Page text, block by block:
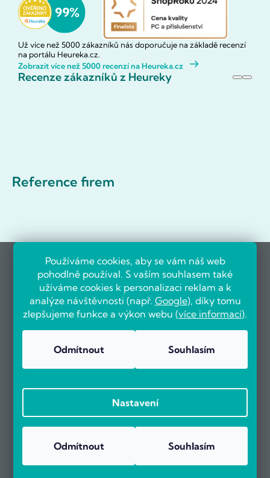
Používáme cookies, aby se vám náš web
pohodlně používal. S vaším souhlasem také
užíváme cookies k personalizaci reklam a k
analýze návštěvnosti (např. Google), díky tomu
zlepšujeme funkce a výkon webu (více informací).
Odmítnout Souhlasím
Nastavení
Odmítnout Souhlasím
Už více než 5000 zákazníků nás doporučuje na základě recenzí
na portálu Heureka.cz.
Zobrazit více než 5000 recenzí na Heureka.cz
Recenze zákazníků z Heureky
Reference firem